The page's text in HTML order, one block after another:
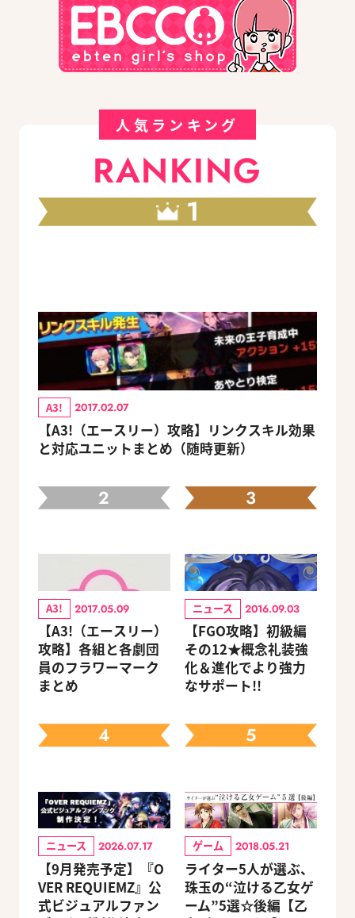
人気ランキング
RANKING
1
A3! 2017.02.07
【A3!（エースリー）攻略】リンクスキル効果
と対応ユニットまとめ（随時更新）
2
A3! 2017.05.09
【A3!（エースリー）
攻略】各組と各劇団
員のフラワーマーク
まとめ
3
ニュース 2016.09.03
【FGO攻略】初級編
その12★概念礼装強
化＆進化でより強力
なサポート!!
4
ニュース 2026.07.17
【9月発売予定】『O
VER REQUIEMZ』公
式ビジュアルファン
5
ゲーム 2018.05.21
ライター5人が選ぶ、
珠玉の“泣ける乙女ゲ
ーム”5選☆後編【乙